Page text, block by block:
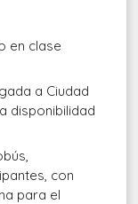
en clase
a Ciudad
disponibilidad
con
para el